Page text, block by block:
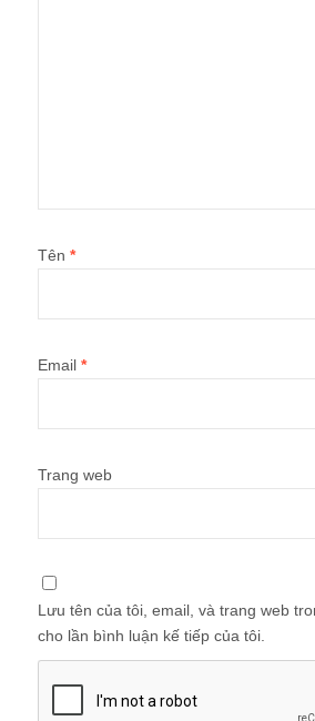
Tên *
Email *
Trang web
Lưu tên của tôi, email, và trang web
cho lần bình luận kế tiếp của tôi.